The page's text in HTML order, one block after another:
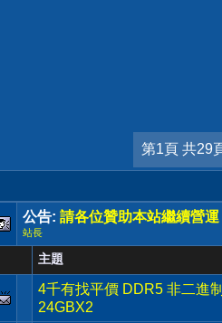
第1頁 共29
公告: 請各位贊助本站繼續營運
站長
主題
4千有找平價 DDR5 非二進
24GBX2